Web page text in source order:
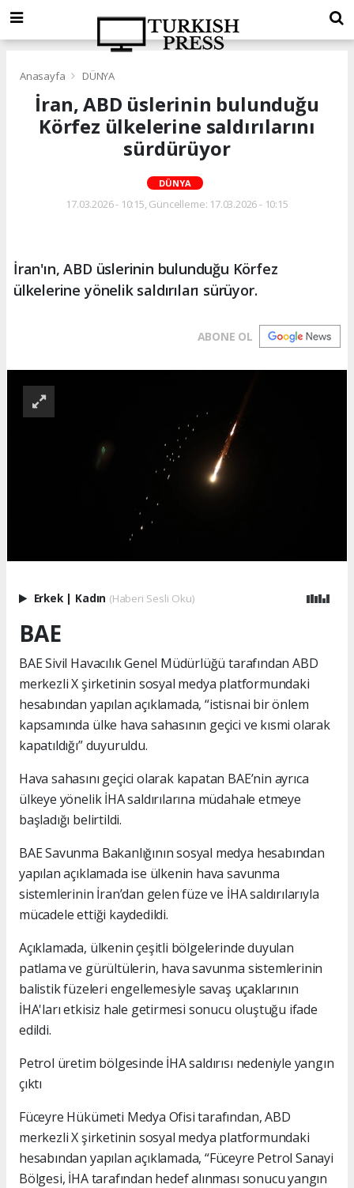
Anasayfa DÜNYA
İran, ABD üslerinin bulunduğu
Körfez ülkelerine saldırılarını
sürdürüyor
DÜNYA
17.03.2026 - 10:15, Güncelleme: 17.03.2026 - 10:15
İran'ın, ABD üslerinin bulunduğu Körfez
ülkelerine yönelik saldırıları sürüyor.
ABONE OL
Erkek | Kadın (Haberi Sesli Oku)
BAE
BAE Sivil Havacılık Genel Müdürlüğü tarafından ABD
merkezli X şirketinin sosyal medya platformundaki
hesabından yapılan açıklamada, “istisnai bir önlem
kapsamında ülke hava sahasının geçici ve kısmi olarak
kapatıldığı” duyuruldu.
Hava sahasını geçici olarak kapatan BAE’nin ayrıca
ülkeye yönelik İHA saldırılarına müdahale etmeye
başladığı belirtildi.
BAE Savunma Bakanlığının sosyal medya hesabından
yapılan açıklamada ise ülkenin hava savunma
sistemlerinin İran’dan gelen füze ve İHA saldırılarıyla
mücadele ettiği kaydedildi.
Açıklamada, ülkenin çeşitli bölgelerinde duyulan
patlama ve gürültülerin, hava savunma sistemlerinin
balistik füzeleri engellemesiyle savaş uçaklarının
İHA'ları etkisiz hale getirmesi sonucu oluştuğu ifade
edildi.
Petrol üretim bölgesinde İHA saldırısı nedeniyle yangın
çıktı
Füceyre Hükümeti Medya Ofisi tarafından, ABD
merkezli X şirketinin sosyal medya platformundaki
hesabından yapılan açıklamada, “Füceyre Petrol Sanayi
Bölgesi, İHA tarafından hedef alınması sonucu yangın